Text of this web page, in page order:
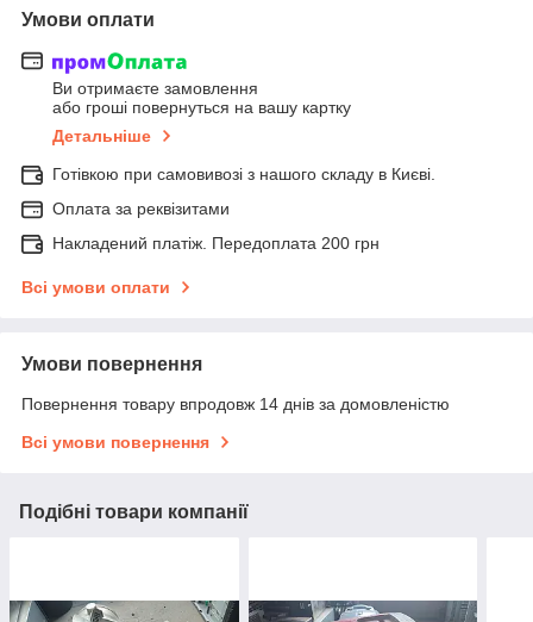
Умови оплати
Ви отримаєте замовлення
або гроші повернуться на вашу картку
Детальніше
Готівкою при самовивозі з нашого складу в Києві.
Оплата за реквізитами
Накладений платіж. Передоплата 200 грн
Всі умови оплати
Умови повернення
Повернення товару впродовж 14 днів за домовленістю
Всі умови повернення
Подібні товари компанії